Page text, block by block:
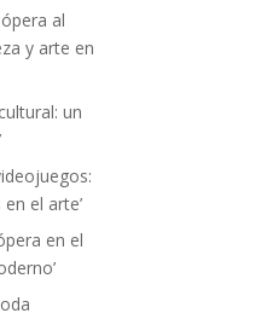
al
y arte en
un
el arte’
en el